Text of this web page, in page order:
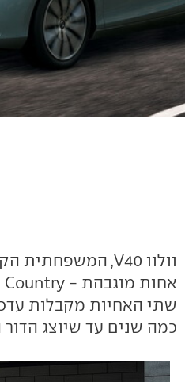
שתי האחיות מקבלות
כמה שנים עד שיוצג הדור